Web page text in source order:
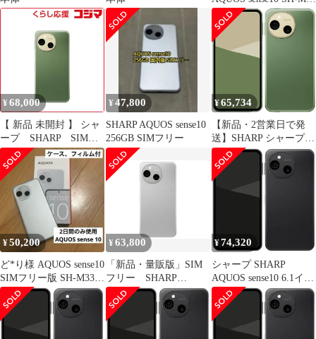
256GB デニムネイビー
SIMフリー 白ロム
¥ 68,000
【 新品 未開封 】 シャ
ープ SHARP SIMフ
リースマートフォン
AQUOS sense10
8GB/256GB Snapdragon
7s Gen 3 カーキグリー
ン SHM33BG 未使用
送料無料
¥47,800
SHARP AQUOS sense10
256GB SIMフリー
¥65,734
【新品・2営業日で発
送】SHARP シャープ
SIMフリー端末 AQUOS
sense10(RAM8GB／
ROM256GB)カーキグリ
ーン(SHM33BXG)
¥50,200
ど*り様 AQUOS sense10
SIMフリー版 SH-M33
128GB
¥63,800
「新品・量販版」SIM
フリー SHARP
AQUOS sense10 SH-M33
8GB/256GB [ライトシ
ルバー] スマホ本体
¥74,320
シャープ SHARP
AQUOS sense10 6.1イン
チ SIMフリースマート
フォン フルブラック
SH-M33B-B /Snapdragon
7s Gen 3/RAM